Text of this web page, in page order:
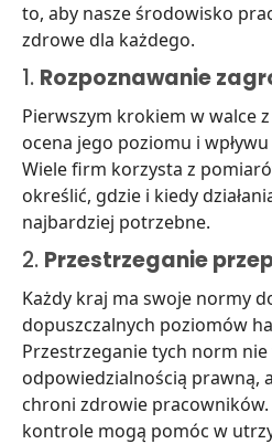
to, aby nasze środowisko
zdrowe dla każdego.
1. Rozpoznawanie
Pierwszym krokiem w walce z
ocena jego poziomu i
Wiele firm korzysta z
określić, gdzie i kiedy
najbardziej potrzebne.
2. Przestrzeganie
Każdy kraj ma swoje normy
dopuszczalnych poziomów
Przestrzeganie tych norm
odpowiedzialnością prawną,
chroni zdrowie
kontrole mogą pomóc w